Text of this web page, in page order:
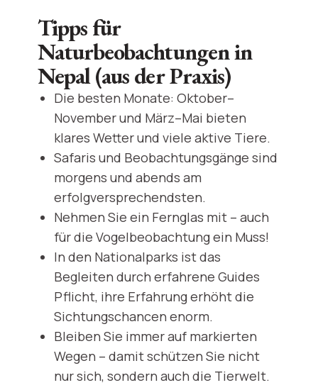
Tipps für
Naturbeobachtungen in
Nepal (aus der Praxis)
Die besten Monate: Oktober–
November und März–Mai bieten
klares Wetter und viele aktive Tiere.
Safaris und Beobachtungsgänge sind
morgens und abends am
erfolgversprechendsten.
Nehmen Sie ein Fernglas mit – auch
für die Vogelbeobachtung ein Muss!
In den Nationalparks ist das
Begleiten durch erfahrene Guides
Pflicht, ihre Erfahrung erhöht die
Sichtungschancen enorm.
Bleiben Sie immer auf markierten
Wegen – damit schützen Sie nicht
nur sich, sondern auch die Tierwelt.